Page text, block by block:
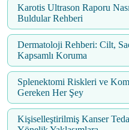
Karotis Ultrason Raporu
Buldular Rehberi
Dermatoloji Rehberi: Cilt, Saç
Kapsamlı Koruma
Splenektomi Riskleri ve
Gereken Her Şey
Kişiselleştirilmiş Kanser